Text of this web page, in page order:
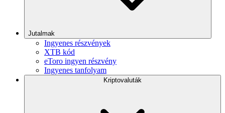
Jutalmak
Ingyenes részvények
XTB kód
eToro ingyen részvény
Ingyenes tanfolyam